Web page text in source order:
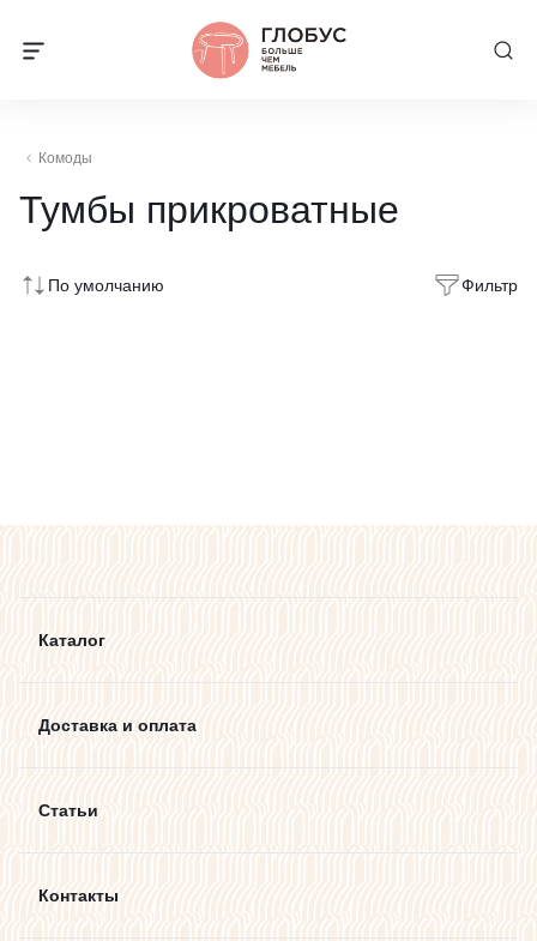
Комоды
Тумбы прикроватные
По умолчанию Фильтр
Каталог
Доставка и оплата
Статьи
Контакты